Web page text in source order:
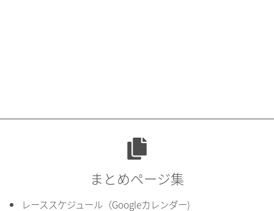
まとめページ集
レーススケジュール（Googleカレンダー)